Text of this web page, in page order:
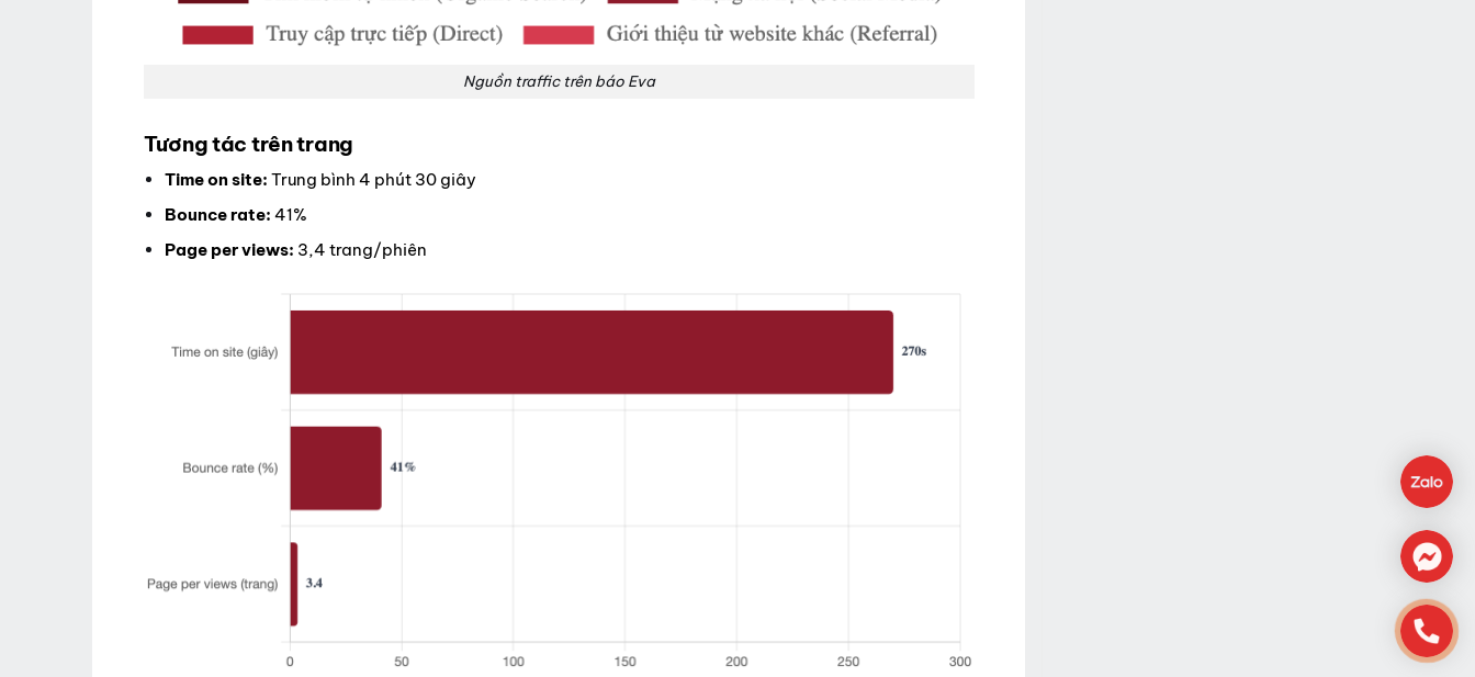
Nguồn traffic trên báo Eva
Tương tác trên trang
Time on site: Trung bình 4 phút 30 giây
Bounce rate: 41%
Page per views: 3,4 trang/phiên